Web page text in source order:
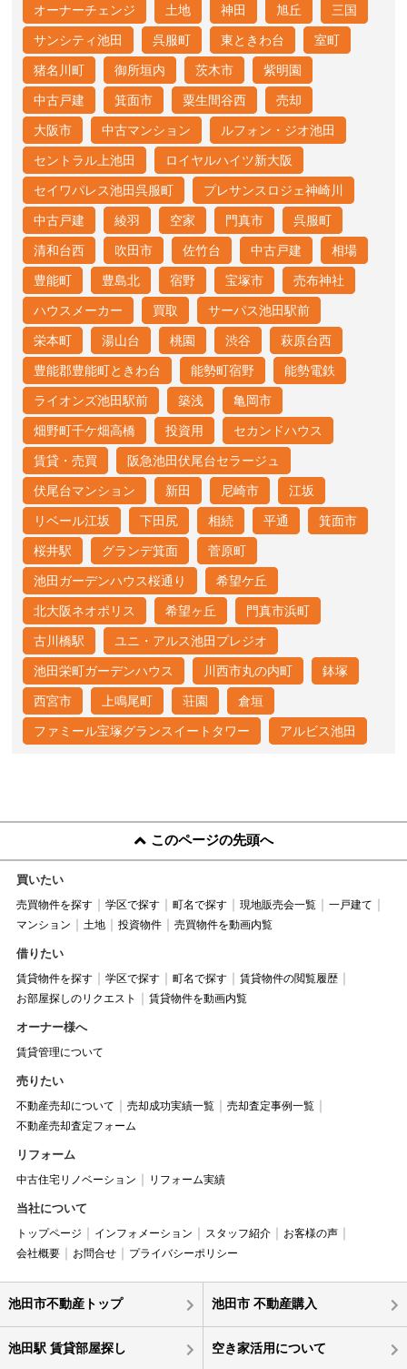
オーナーチェンジ 土地 神田 旭丘 三国
サンシティ池田 呉服町 東ときわ台 室町
猪名川町 御所垣内 茨木市 紫明園
中古戸建 箕面市 粟生間谷西 売却
大阪市 中古マンション ルフォン・ジオ池田
セントラル上池田 ロイヤルハイツ新大阪
セイワパレス池田呉服町 プレサンスロジェ神崎川
中古戸建 綾羽 空家 門真市 呉服町
清和台西 吹田市 佐竹台 中古戸建 相場
豊能町 豊島北 宿野 宝塚市 売布神社
ハウスメーカー 買取 サーパス池田駅前
栄本町 湯山台 桃園 渋谷 萩原台西
豊能郡豊能町ときわ台 能勢町宿野 能勢電鉄
ライオンズ池田駅前 築浅 亀岡市
畑野町千ケ畑高橋 投資用 セカンドハウス
賃貸・売買 阪急池田伏尾台セラージュ
伏尾台マンション 新田 尼崎市 江坂
リベール江坂 下田尻 相続 平通 箕面市
桜井駅 グランデ箕面 菅原町
池田ガーデンハウス桜通り 希望ケ丘
北大阪ネオポリス 希望ヶ丘 門真市浜町
古川橋駅 ユニ・アルス池田プレジオ
池田栄町ガーデンハウス 川西市丸の内町 鉢塚
西宮市 上鳴尾町 荘園 倉垣
ファミール宝塚グランスイートタワー アルビス池田
このページの先頭へ
買いたい
売買物件を探す 学区で探す 町名で探す 現地販売会一覧
一戸建て
マンション
土地 投資物件 売買物件を動画内覧
借りたい
賃貸物件を探す 学区で探す 町名で探す
賃貸物件の閲覧履歴
お部屋探しのリクエスト
賃貸物件を動画内覧
オーナー様へ
賃貸管理について
売りたい
不動産売却について 売却成功実績一覧
売却査定事例一覧
不動産売却査定フォーム
リフォーム
中古住宅リノベーション リフォーム実績
当社について
トップページ インフォメーション スタッフ紹介
お客様の声
会社概要
お問合せ プライバシーポリシー
池田市不動産トップ 池田市 不動産購入
池田駅 賃貸部屋探し 空き家活用について